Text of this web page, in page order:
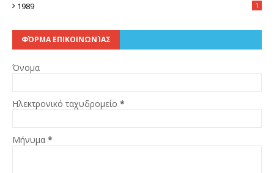
1989 1
ΦΌΡΜΑ ΕΠΙΚΟΙΝΩΝΊΑΣ
Όνομα
Ηλεκτρονικό ταχυδρομείο *
Μήνυμα *